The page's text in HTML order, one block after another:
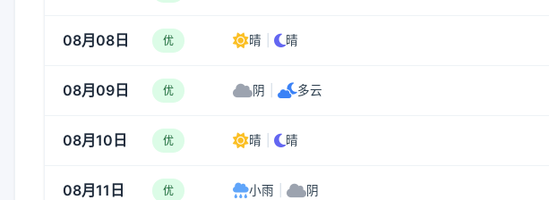
08月08日 优 晴 晴
08月09日 优 阴 多云
08月10日 优 晴 晴
08月11日 优 小雨 阴